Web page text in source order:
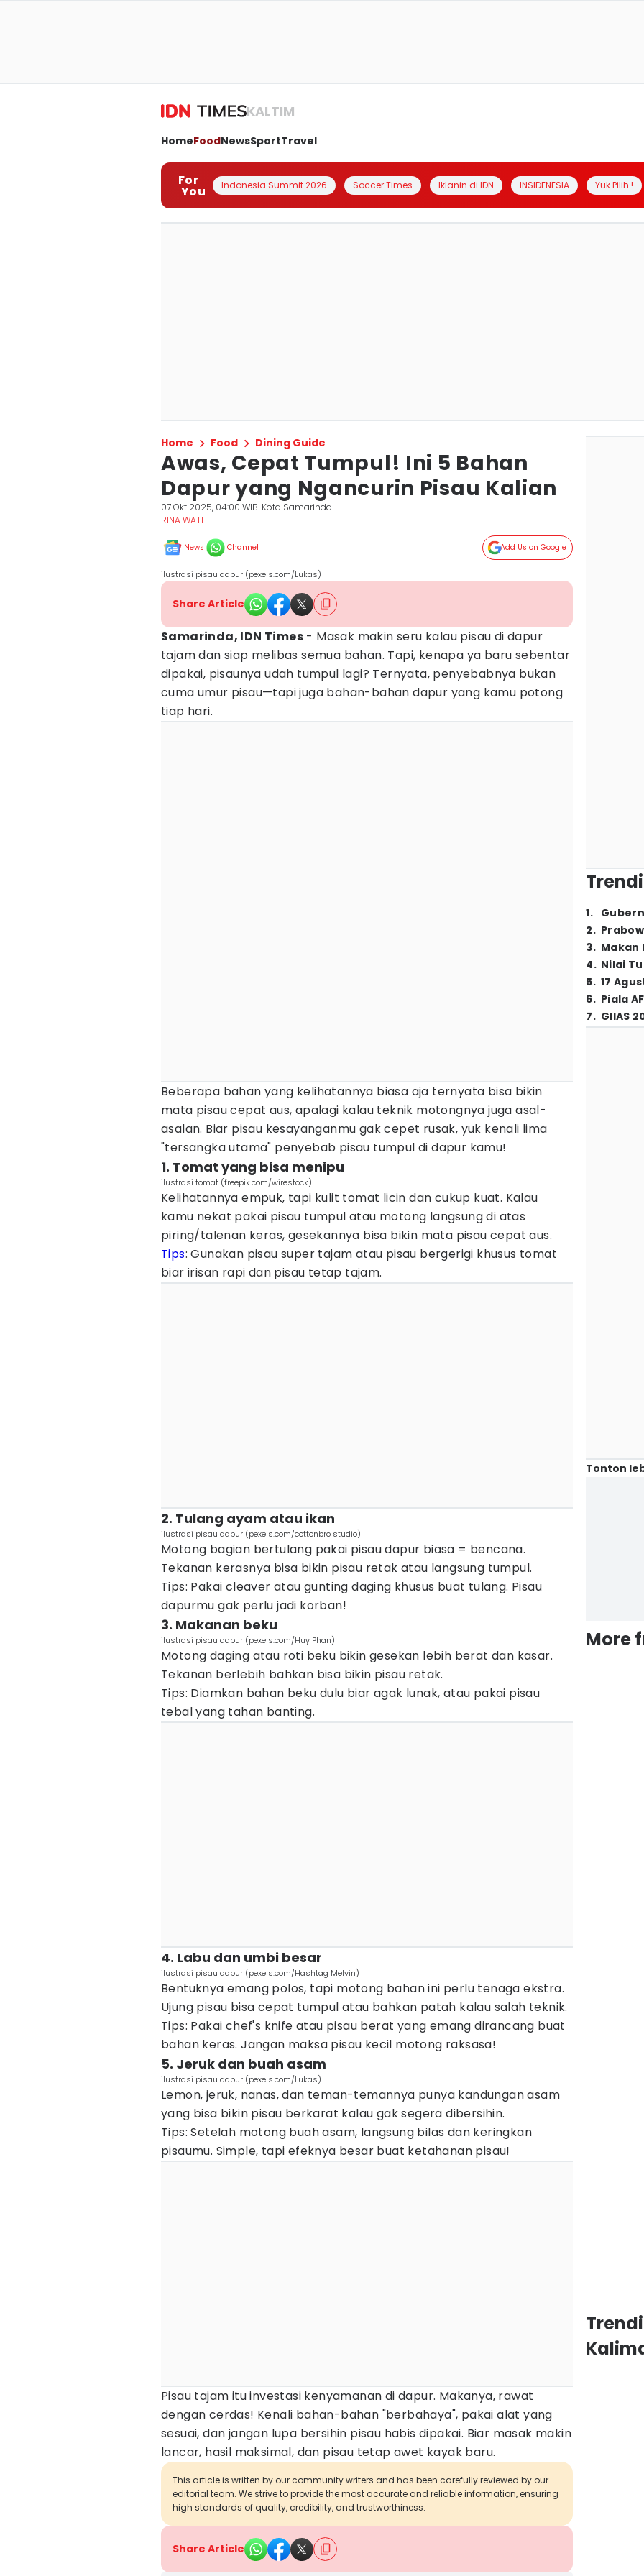
KALTIM
HomeFoodNewsSportTravel
For
You Indonesia Summit 2026 Soccer Times Iklanin di IDN INSIDENESIA Yuk Pilih !
Home Food Dining Guide
Awas, Cepat Tumpul! Ini 5 Bahan
Dapur yang Ngancurin Pisau Kalian
07 Okt 2025, 04:00 WIB Kota Samarinda
RINA WATI
News Channel Add Us on Google
ilustrasi pisau dapur (pexels.com/Lukas)
Share Article
Samarinda, IDN Times - Masak makin seru kalau pisau di dapur
tajam dan siap melibas semua bahan. Tapi, kenapa ya baru sebentar
dipakai, pisaunya udah tumpul lagi? Ternyata, penyebabnya bukan
cuma umur pisau—tapi juga bahan-bahan dapur yang kamu potong
tiap hari.
Beberapa bahan yang kelihatannya biasa aja ternyata bisa bikin
mata pisau cepat aus, apalagi kalau teknik motongnya juga asal-
asalan. Biar pisau kesayanganmu gak cepet rusak, yuk kenali lima
"tersangka utama" penyebab pisau tumpul di dapur kamu!
1. Tomat yang bisa menipu
ilustrasi tomat (freepik.com/wirestock)
Kelihatannya empuk, tapi kulit tomat licin dan cukup kuat. Kalau
kamu nekat pakai pisau tumpul atau motong langsung di atas
piring/talenan keras, gesekannya bisa bikin mata pisau cepat aus.
Tips: Gunakan pisau super tajam atau pisau bergerigi khusus tomat
biar irisan rapi dan pisau tetap tajam.
2. Tulang ayam atau ikan
ilustrasi pisau dapur (pexels.com/cottonbro studio)
Motong bagian bertulang pakai pisau dapur biasa = bencana.
Tekanan kerasnya bisa bikin pisau retak atau langsung tumpul.
Tips: Pakai cleaver atau gunting daging khusus buat tulang. Pisau
dapurmu gak perlu jadi korban!
3. Makanan beku
ilustrasi pisau dapur (pexels.com/Huy Phan)
Motong daging atau roti beku bikin gesekan lebih berat dan kasar.
Tekanan berlebih bahkan bisa bikin pisau retak.
Tips: Diamkan bahan beku dulu biar agak lunak, atau pakai pisau
tebal yang tahan banting.
4. Labu dan umbi besar
ilustrasi pisau dapur (pexels.com/Hashtag Melvin)
Bentuknya emang polos, tapi motong bahan ini perlu tenaga ekstra.
Ujung pisau bisa cepat tumpul atau bahkan patah kalau salah teknik.
Tips: Pakai chef's knife atau pisau berat yang emang dirancang buat
bahan keras. Jangan maksa pisau kecil motong raksasa!
5. Jeruk dan buah asam
ilustrasi pisau dapur (pexels.com/Lukas)
Lemon, jeruk, nanas, dan teman-temannya punya kandungan asam
yang bisa bikin pisau berkarat kalau gak segera dibersihin.
Tips: Setelah motong buah asam, langsung bilas dan keringkan
pisaumu. Simple, tapi efeknya besar buat ketahanan pisau!
Pisau tajam itu investasi kenyamanan di dapur. Makanya, rawat
dengan cerdas! Kenali bahan-bahan "berbahaya", pakai alat yang
sesuai, dan jangan lupa bersihin pisau habis dipakai. Biar masak makin
lancar, hasil maksimal, dan pisau tetap awet kayak baru.
This article is written by our community writers and has been carefully reviewed by our
editorial team. We strive to provide the most accurate and reliable information, ensuring
high standards of quality, credibility, and trustworthiness.
Share Article
1.
2.
3. Makan
4. Nilai
5. 17
6. Piala
7. GIIAS
Tonton
More